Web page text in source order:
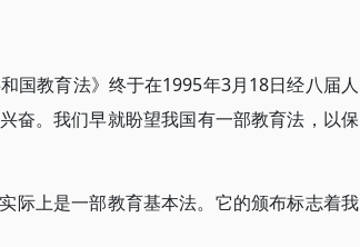
国教育法》终于在1995年3月18日经八届人
奋。我们早就盼望我国有一部教育法，以保
际上是一部教育基本法。它的颁布标志着我